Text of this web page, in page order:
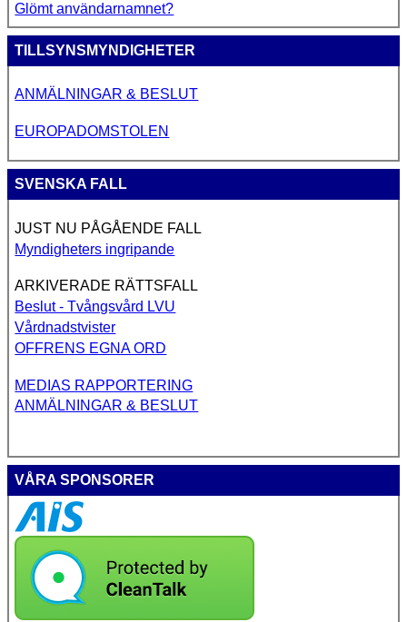
Glömt användarnamnet?
TILLSYNSMYNDIGHETER
ANMÄLNINGAR & BESLUT
EUROPADOMSTOLEN
SVENSKA FALL
JUST NU PÅGÅENDE FALL
Myndigheters ingripande
ARKIVERADE RÄTTSFALL
Beslut - Tvångsvård LVU
Vårdnadstvister
OFFRENS EGNA ORD
MEDIAS RAPPORTERING
ANMÄLNINGAR & BESLUT
VÅRA SPONSORER